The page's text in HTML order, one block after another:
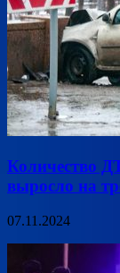
Количество
выросло на
07.11.2024